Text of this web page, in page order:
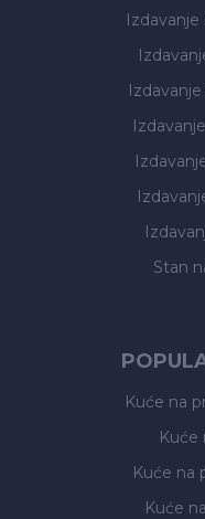
Izdavanje
Stan
Kuće na
Kuće
Kuće na
Kuće